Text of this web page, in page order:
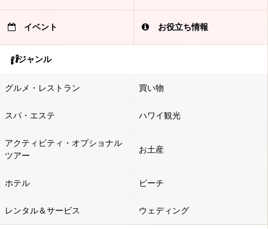
イベント お役立ち情報
ジャンル
グルメ・レストラン 買い物
スパ・エステ ハワイ観光
アクティビティ・オプショナル
ツアー
お土産
ホテル ビーチ
レンタル＆サービス ウェディング